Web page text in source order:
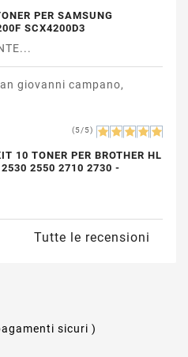
PER SAMSUNG
SCX4200D3
giovanni campano,
(5/5)
10 TONER PER BROTHER HL
2550 2710 2730 -
Tutte le recensioni
sicuri )